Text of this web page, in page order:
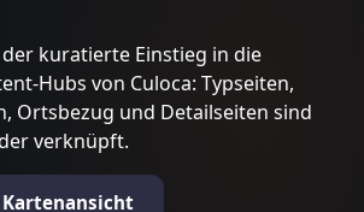
kuratierte Einstieg in die
Hubs von Culoca: Typseiten,
Ortsbezug und Detailseiten sind
verknüpft.
Kartenansicht